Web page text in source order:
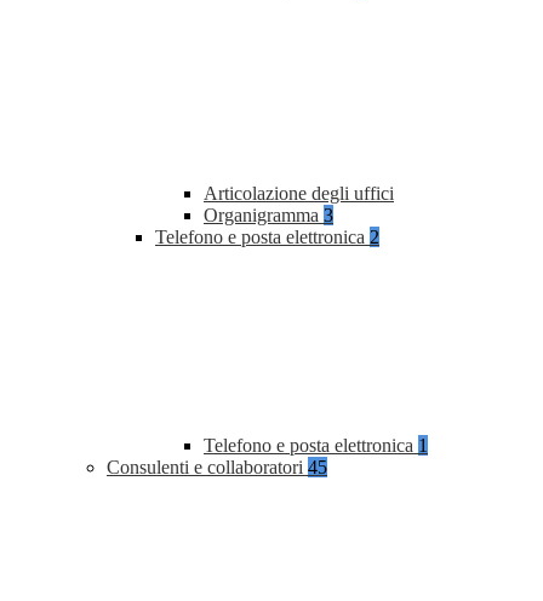
Articolazione degli uffici
Organigramma 3
Telefono e posta elettronica 2
Telefono e posta elettronica 1
Consulenti e collaboratori 45